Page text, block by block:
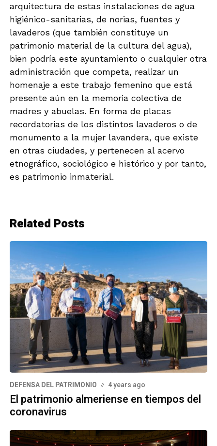
arquitectura de estas instalaciones de agua
higiénico-sanitarias, de norias, fuentes y
lavaderos (que también constituye un
patrimonio material de la cultura del agua),
bien podría este ayuntamiento o cualquier otra
administración que competa, realizar un
homenaje a este trabajo femenino que está
presente aún en la memoria colectiva de
madres y abuelas. En forma de placas
recordatorias de los distintos lavaderos o de
monumento a la mujer lavandera, que existe
en otras ciudades, y pertenecen al acervo
etnográfico, sociológico e histórico y por tanto,
es patrimonio inmaterial.
Related Posts
DEFENSA DEL PATRIMONIO 4 years ago
El patrimonio almeriense en tiempos del
coronavirus